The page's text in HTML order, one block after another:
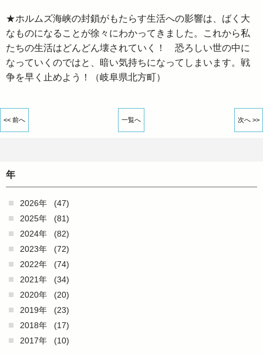
★ホルムズ海峡の封鎖がもたらす生活への影響は、ばく大
なものになることが徐々にわかってきました。これから私
たちの生活はどんどん壊されていく！ 恐ろしい世の中に
なっていくのではと、暗い気持ちになってしまいます。戦
争を早く止めよう！（岐阜県北方町）
<< 前へ 一覧へ 次へ >>
年
2026年
(47)
2025年
(81)
2024年
(82)
2023年
(72)
2022年
(74)
2021年
(34)
2020年
(20)
2019年
(23)
2018年
(17)
2017年
(10)